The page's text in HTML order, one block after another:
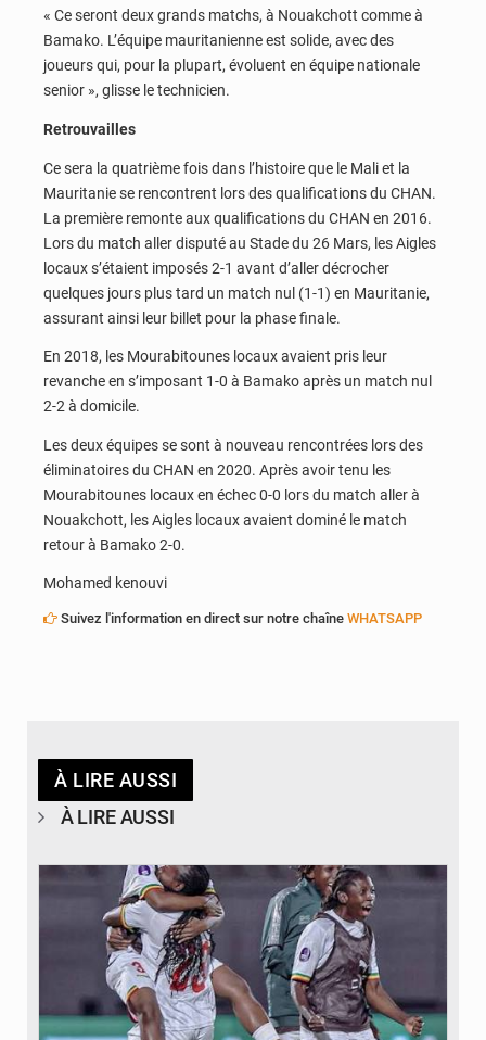
« Ce seront deux grands matchs, à Nouakchott comme à
Bamako. L’équipe mauritanienne est solide, avec des
joueurs qui, pour la plupart, évoluent en équipe nationale
senior », glisse le technicien.
Retrouvailles
Ce sera la quatrième fois dans l’histoire que le Mali et la
Mauritanie se rencontrent lors des qualifications du CHAN.
La première remonte aux qualifications du CHAN en 2016.
Lors du match aller disputé au Stade du 26 Mars, les Aigles
locaux s’étaient imposés 2-1 avant d’aller décrocher
quelques jours plus tard un match nul (1-1) en Mauritanie,
assurant ainsi leur billet pour la phase finale.
En 2018, les Mourabitounes locaux avaient pris leur
revanche en s’imposant 1-0 à Bamako après un match nul
2-2 à domicile.
Les deux équipes se sont à nouveau rencontrées lors des
éliminatoires du CHAN en 2020. Après avoir tenu les
Mourabitounes locaux en échec 0-0 lors du match aller à
Nouakchott, les Aigles locaux avaient dominé le match
retour à Bamako 2-0.
Mohamed kenouvi
Suivez l'information en direct sur notre chaîne WHATSAPP
À LIRE AUSSI
À LIRE AUSSI
© FEMAFOOT